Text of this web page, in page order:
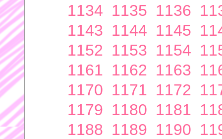
1134 1135 1136
1143 1144 1145
1152 1153 1154
1161 1162 1163
1170 1171 1172
1179 1180 1181
1188 1189 1190